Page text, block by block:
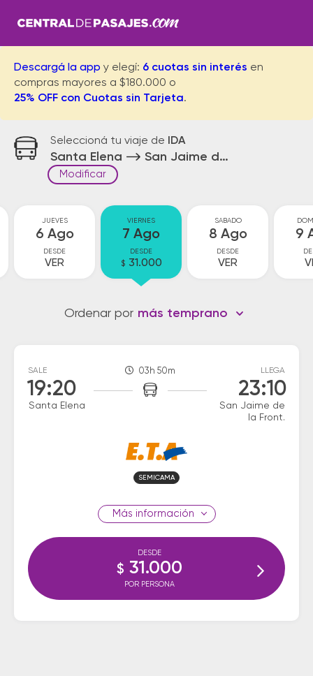
Descargá la app y elegí: 6 cuotas sin interés en
compras mayores a $180.000 o
25% OFF con Cuotas sin Tarjeta.
Seleccioná tu viaje de IDA
Santa Elena San Jaime de la Front.
Modificar
JUEVES
6 Ago
DESDE
VER
VIERNES
7 Ago
DESDE
$ 31.000
SABADO
8 Ago
DESDE
VER
9
Ordenar por más temprano
SALE
19:20
Santa Elena
03h 50m LLEGA
23:10
San Jaime de
la Front.
SEMICAMA
información
DESDE
$ 31.000
POR PERSONA